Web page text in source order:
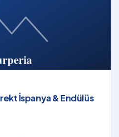
İspanya & Endülüs